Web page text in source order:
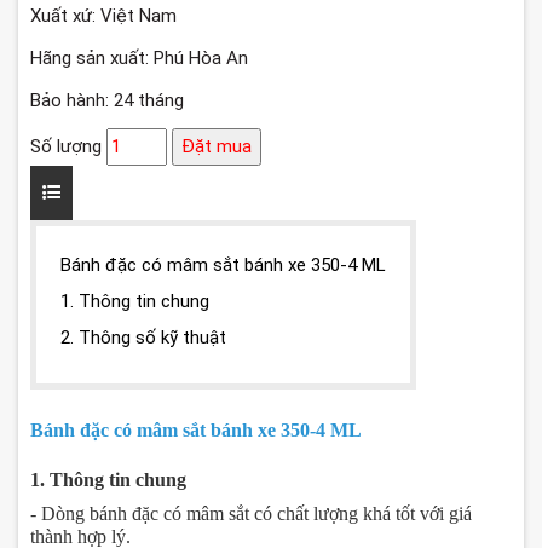
Xuất xứ: Việt Nam
Hãng sản xuất: Phú Hòa An
Bảo hành: 24 tháng
Số lượng Đặt mua
Bánh đặc có mâm sắt bánh xe 350-4 ML
1. Thông tin chung
2. Thông số kỹ thuật
Bánh đặc có mâm sắt bánh xe 350-4 ML
1. Thông tin chung
- Dòng bánh đặc có mâm sắt có chất lượng khá tốt với giá
thành hợp lý.